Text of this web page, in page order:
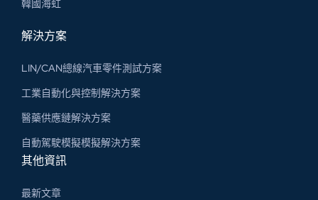
韓國海虹
解決方案
LIN/CAN總線汽車零件測試方案
工業自動化與控制解決方案
醫藥供應鏈解決方案
自動駕駛模擬模擬解決方案
其他資訊
最新文章